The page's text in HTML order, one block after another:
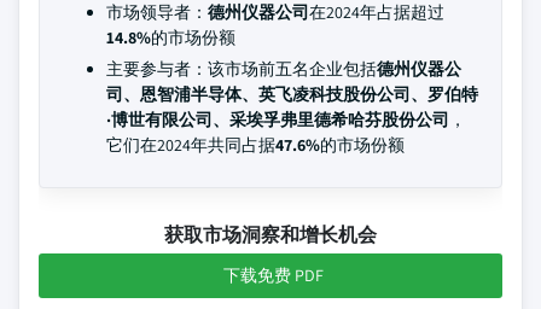
市场领导者： 德州仪器公司在2024年占据超过
14.8%的市场份额
主要参与者：该市场前五名企业包括德州仪器公
司、恩智浦半导体、英飞凌科技股份公司、罗伯特
·博世有限公司、采埃孚弗里德希哈芬股份公司 ，
它们在2024年共同占据47.6%的市场份额
获取市场洞察和增长机会
下载免费 PDF